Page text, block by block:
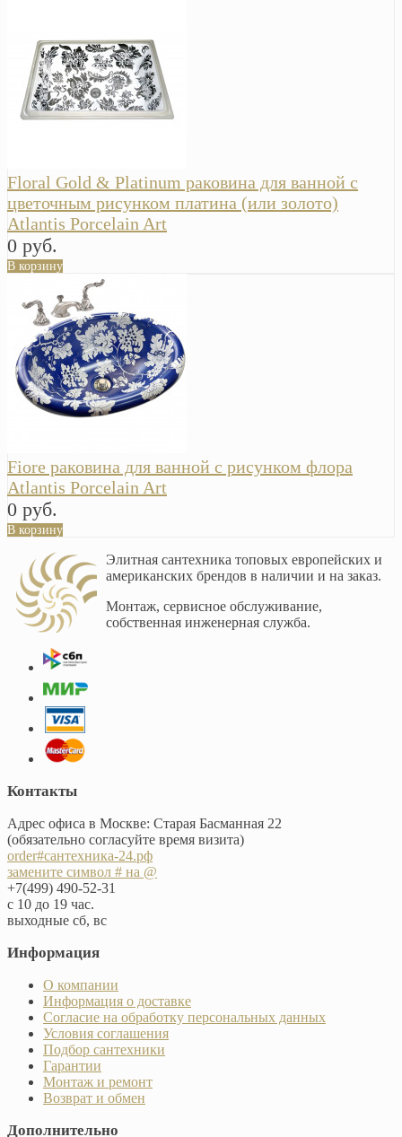
Floral Gold & Platinum раковина для ванной с
цветочным рисунком платина (или золото)
Atlantis Porcelain Art
0 руб.
В корзину
Fiore раковина для ванной с рисунком флора
Atlantis Porcelain Art
0 руб.
В корзину
Элитная сантехника топовых европейских и
американских брендов в наличии и на заказ.
Монтаж, сервисное обслуживание,
собственная инженерная служба.
Контакты
Адрес офиса в Москве: Старая Басманная 22
(обязательно согласуйте время визита)
order#сантехника-24.рф
замените символ # на @
+7(499) 490-52-31
с 10 до 19 час.
выходные сб, вс
Информация
О компании
Информация о доставке
Согласие на обработку персональных данных
Условия соглашения
Подбор сантехники
Гарантии
Монтаж и ремонт
Возврат и обмен
Дополнительно